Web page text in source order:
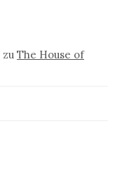
zu The House of